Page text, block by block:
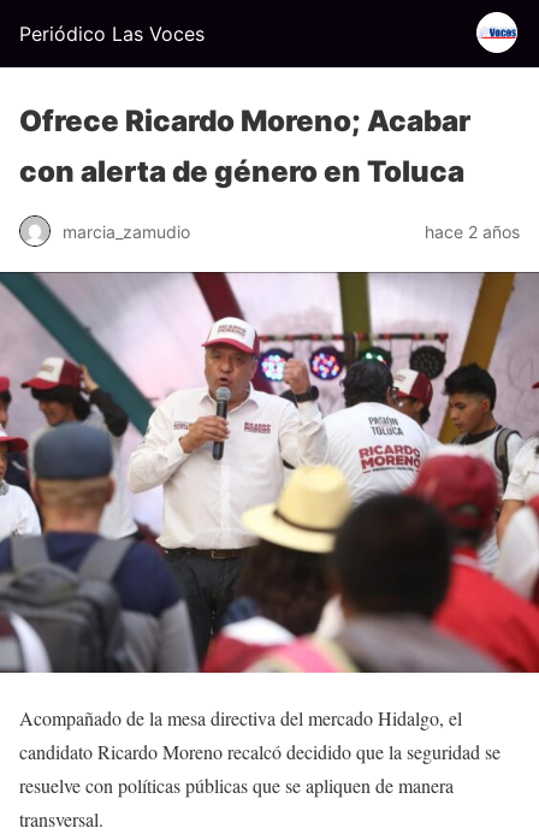
Periódico Las Voces
Ofrece Ricardo Moreno; Acabar
con alerta de género en Toluca
marcia_zamudio hace 2 años
Acompañado de la mesa directiva del mercado Hidalgo, el
candidato Ricardo Moreno recalcó decidido que la seguridad se
resuelve con políticas públicas que se apliquen de manera
transversal.